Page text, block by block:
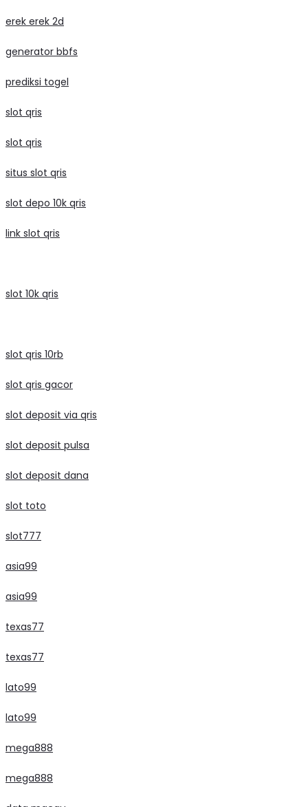
erek erek 2d
generator bbfs
prediksi togel
slot qris
slot qris
situs slot qris
slot depo 10k qris
link slot qris
slot 10k qris
slot qris 10rb
slot qris gacor
slot deposit via qris
slot deposit pulsa
slot deposit dana
slot toto
slot777
asia99
asia99
texas77
texas77
lato99
lato99
mega888
mega888